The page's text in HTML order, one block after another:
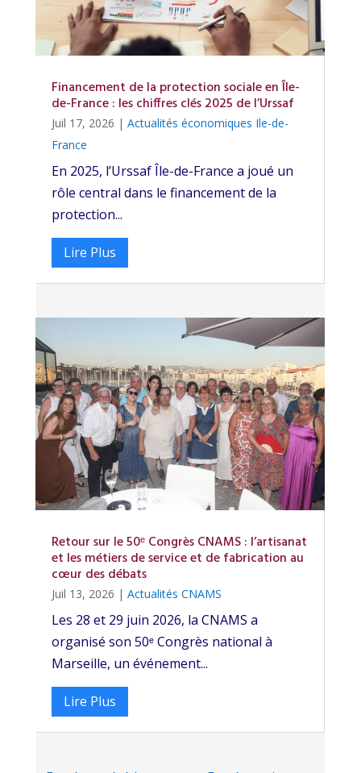
Financement de la protection sociale en Île-
de-France : les chiffres clés 2025 de l’Urssaf
Juil 17, 2026 | Actualités économiques Ile-de-
France
En 2025, l’Urssaf Île-de-France a joué un
rôle central dans le financement de la
protection...
Lire Plus
Retour sur le 50ᵉ Congrès CNAMS : l’artisanat
et les métiers de service et de fabrication au
cœur des débats
Juil 13, 2026 | Actualités CNAMS
Les 28 et 29 juin 2026, la CNAMS a
organisé son 50ᵉ Congrès national à
Marseille, un événement...
Lire Plus